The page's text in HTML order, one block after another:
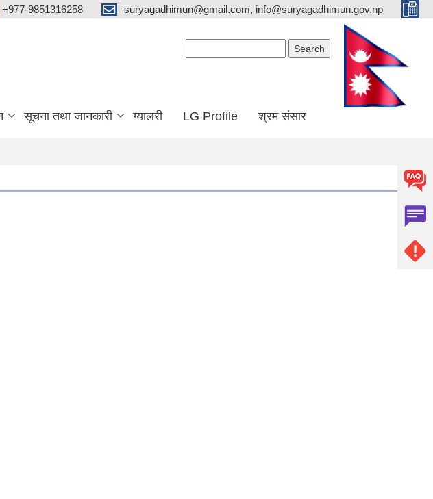
+977-9851316258 suryagadhimun@gmail.com, info@suryagadhimun.gov.np
सूचना तथा जानकारी ग्यालरी LG Profile श्रम संसार